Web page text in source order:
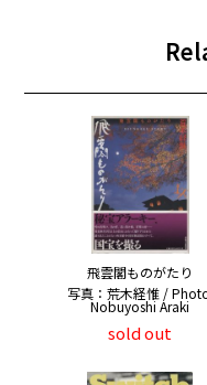
飛雲閣ものがたり
写真：荒木経惟 /
Nobuyoshi Araki
sold out